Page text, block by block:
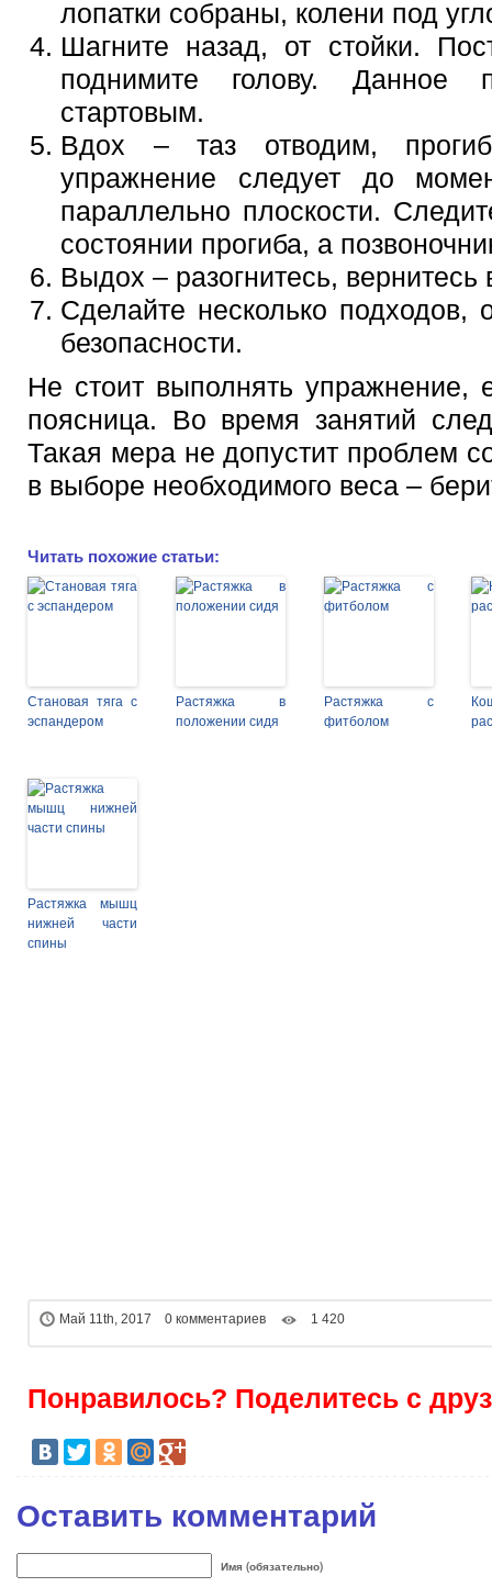
лопатки собраны, колени под
Шагните назад, от стойки.
поднимите голову. Данное
стартовым.
Вдох – таз отводим,
упражнение следует до
параллельно плоскости.
состоянии прогиба, а
Выдох – разогнитесь,
Сделайте несколько подходов,
безопасности.
Не стоит выполнять упражнение,
поясница. Во время занятий
Такая мера не допустит проблем
в выборе необходимого веса –
Читать похожие статьи:
Становая тяга с
эспандером
Растяжка в
положении сидя
Растяжка с
фитболом
Растяжка мышц
нижней части
спины
Май 11th, 2017 0 комментариев 1 420
Понравилось? Поделитесь с
Оставить комментарий
Имя (обязательно)